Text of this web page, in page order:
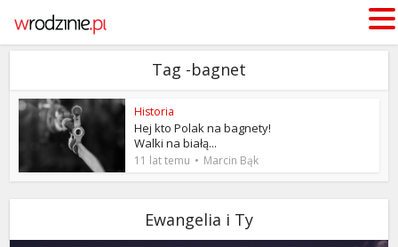
Tag -bagnet
Historia
Hej kto Polak na bagnety!
Walki na białą...
11 lat temu Marcin Bąk
Ewangelia i Ty